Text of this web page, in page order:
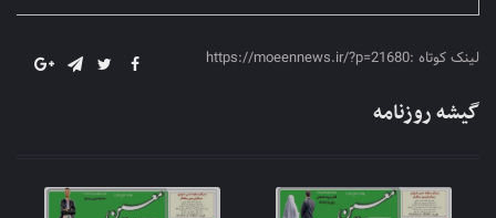
لینک کوتاه :https://moeennews.ir/?p=21680
گیشه روزنامه